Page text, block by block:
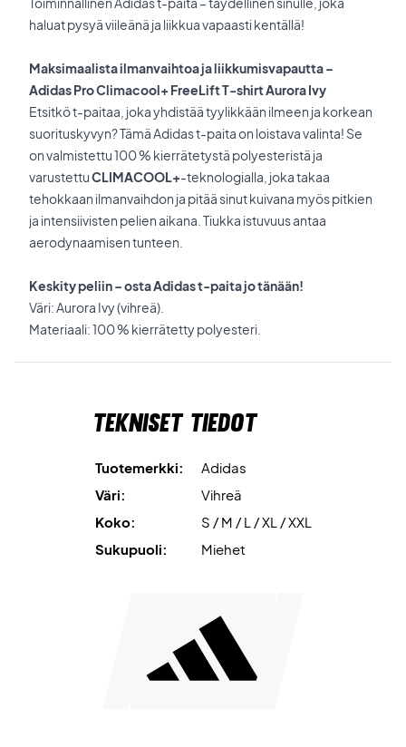
haluat pysyä viileänä ja liikkua vapaasti kentällä!
Maksimaalista ilmanvaihtoa ja liikkumisvapautta –
Adidas Pro Climacool+ FreeLift T-shirt Aurora Ivy
Etsitkö t-paitaa, joka yhdistää tyylikkään ilmeen ja korkean
suorituskyvyn? Tämä Adidas t-paita on loistava valinta! Se
on valmistettu 100 % kierrätetystä polyesteristä ja
varustettuCLIMACOOL+-teknologialla, joka takaa
tehokkaan ilmanvaihdon ja pitää sinut kuivana myös pitkien
ja intensiivisten pelien aikana. Tiukka istuvuus antaa
aerodynaamisen tunteen.
Keskity peliin – osta Adidas t-paita jo tänään!
Väri: Aurora Ivy (vihreä).
Materiaali: 100 % kierrätetty polyesteri.
Tekniset tiedot
Tuotemerkki:
Adidas
Väri:
Vihreä
Koko:
S / M / L / XL / XXL
Sukupuoli:
Miehet